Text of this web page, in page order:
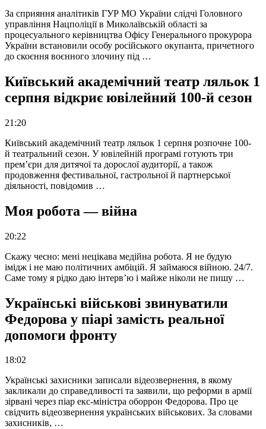
За сприяння аналітиків ГУР МО України слідчі Головного
управління Нацполіції в Миколаївській області за
процесуального керівництва Офісу Генерального прокурора
України встановили особу російського окупанта, причетного
до скоєння воєнного злочину під …
Київський академічний театр ляльок 1
серпня відкриє ювілейний 100-й сезон
21:20
Київський академічний театр ляльок 1 серпня розпочне 100-
й театральний сезон. У ювілейній програмі готують три
прем’єри для дитячої та дорослої аудиторії, а також
продовження фестивальної, гастрольної й партнерської
діяльності, повідомив …
Моя робота — війна
20:22
Скажу чесно: мені нецікава медійна робота. Я не будую
імідж і не маю політичних амбіцій. Я займаюся війною. 24/7.
Саме тому я рідко даю інтерв’ю і майже ніколи не пишу …
Українські військові звинуватили
Федорова у піарі замість реальної
допомоги фронту
18:02
Українські захисники записали відеозвернення, в якому
закликали до справедливості та заявили, що реформи в армії
зірвані через піар екс-міністра оборрон Федорова. Про це
свідчить відеозвернення українських військових. За словами
захисників, …